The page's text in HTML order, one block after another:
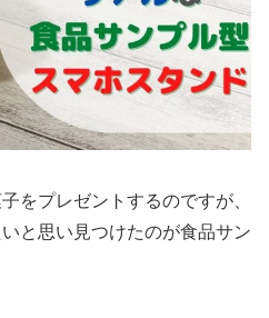
をプレゼントするのですが、
と思い見つけたのが食品サン